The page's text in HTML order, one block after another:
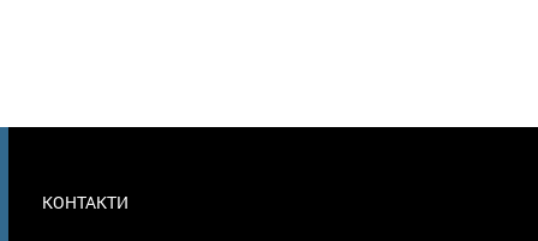
В
КОНТАКТИ